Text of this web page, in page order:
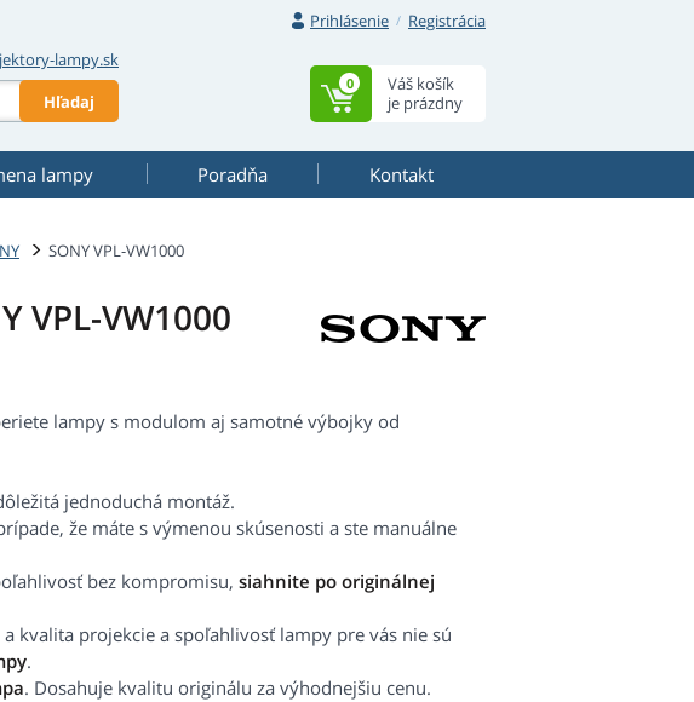
Prihlásenie
Registrácia
lampy.sk
Hľadaj
Váš košík
je prázdny
0
lampy Poradňa Kontakt
SONY VPL-VW1000
VPL-VW1000
lampy s modulom aj samotné výbojky od
jednoduchá montáž.
že máte s výmenou skúsenosti a ste manuálne
bez kompromisu, siahnite po originálnej
kvalita projekcie a spoľahlivosť lampy pre vás nie sú
.
. Dosahuje kvalitu originálu za výhodnejšiu cenu.